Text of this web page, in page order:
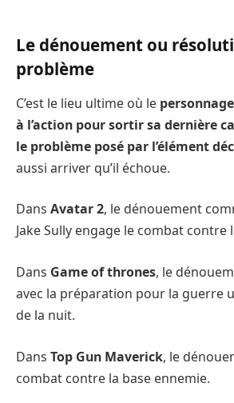
Le dénouement ou
problème
C’est le lieu ultime où le
à l’action pour sortir sa dernière
le problème posé par l’élément
aussi arriver qu’il échoue.
Dans Avatar 2, le dénouement
Jake Sully engage le combat contre
Dans Game of thrones, le
avec la préparation pour la guerre
de la nuit.
Dans Top Gun Maverick, le
combat contre la base ennemie.